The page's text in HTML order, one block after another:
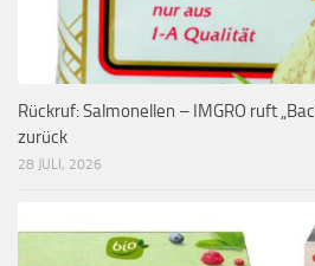
Rückruf: Salmonellen – IMGRO ruft
zurück
28 JULI, 2026